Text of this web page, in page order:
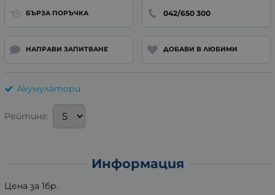
БЪРЗА ПОРЪЧКА 042/650 300
НАПРАВИ ЗАПИТВАНЕ ДОБАВИ В ЛЮБИМИ
Акумулатори
Рейтинг:
Информация
Цена за 1бр.